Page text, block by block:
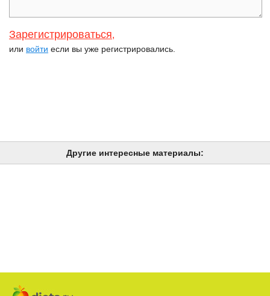
Зарегистрироваться,
или войти если вы уже регистрировались.
Другие интересные материалы: